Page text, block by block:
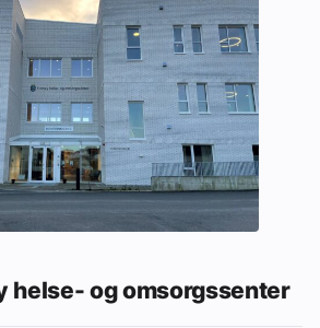
helse- og omsorgssenter